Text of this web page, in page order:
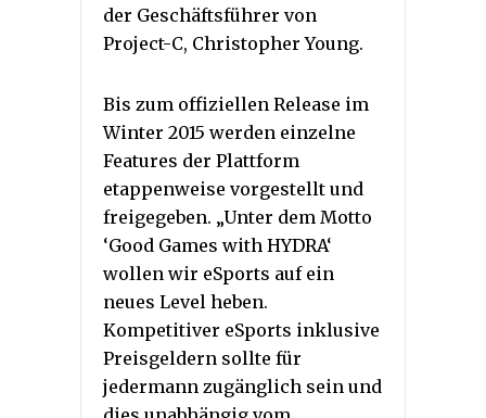
der Geschäftsführer von
Project-C, Christopher Young.
Bis zum offiziellen Release im
Winter 2015 werden einzelne
Features der Plattform
etappenweise vorgestellt und
freigegeben. „Unter dem Motto
‘Good Games with HYDRA‘
wollen wir eSports auf ein
neues Level heben.
Kompetitiver eSports inklusive
Preisgeldern sollte für
jedermann zugänglich sein und